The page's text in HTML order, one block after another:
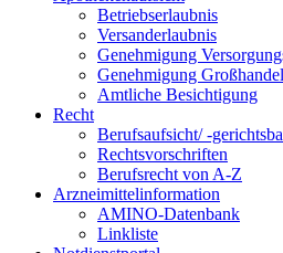
Betriebserlaubnis
Versanderlaubnis
Genehmigung
Genehmigung Großhandel
Amtliche Besichtigung
Recht
Berufsaufsicht/ -
Rechtsvorschriften
Berufsrecht von A-Z
Arzneimittelinformation
AMINO-Datenbank
Linkliste